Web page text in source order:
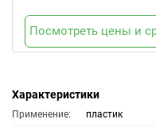
Характеристики
Применение:
пластик
Посмотреть цены и